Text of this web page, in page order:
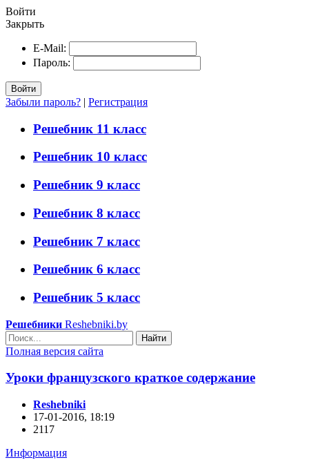
Войти
Закрыть
E-Mail:
Пароль:
Войти
Забыли пароль? | Регистрация
Решебник 11 класс
Решебник 10 класс
Решебник 9 класс
Решебник 8 класс
Решебник 7 класс
Решебник 6 класс
Решебник 5 класс
Решебники Reshebniki.by
Найти
Полная версия сайта
Уроки французского краткое содержание
Reshebniki
17-01-2016, 18:19
2117
Информация